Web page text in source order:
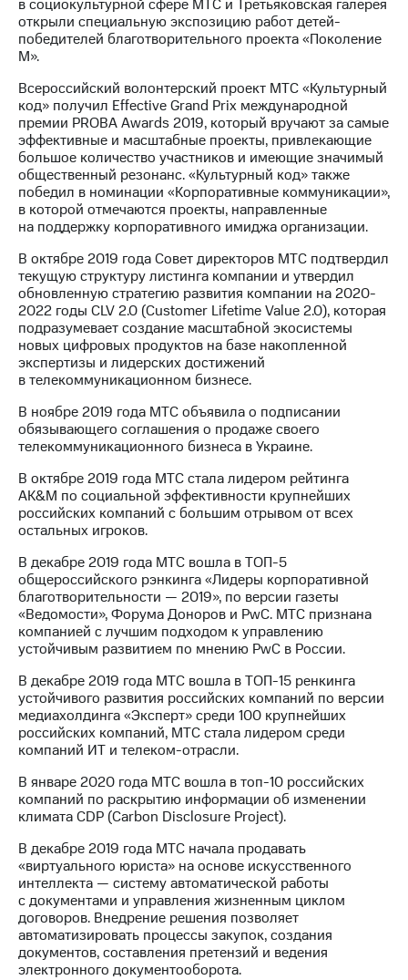
в социокультурной сфере МТС и Третьяковская галерея
открыли специальную экспозицию работ детей-
победителей благотворительного проекта «Поколение
М».
Всероссийский волонтерский проект МТС «Культурный
код» получил Effective Grand Prix международной
премии PROBA Awards 2019, который вручают за самые
эффективные и масштабные проекты, привлекающие
большое количество участников и имеющие значимый
общественный резонанс. «Культурный код» также
победил в номинации «Корпоративные коммуникации»,
в которой отмечаются проекты, направленные
на поддержку корпоративного имиджа организации.
В октябре 2019 года Совет директоров МТС подтвердил
текущую структуру листинга компании и утвердил
обновленную стратегию развития компании на 2020-
2022 годы CLV 2.0 (Customer Lifetime Value 2.0), которая
подразумевает создание масштабной экосистемы
новых цифровых продуктов на базе накопленной
экспертизы и лидерских достижений
в телекоммуникационном бизнесе.
В ноябре 2019 года МТС объявила о подписании
обязывающего соглашения о продаже своего
телекоммуникационного бизнеса в Украине.
В октябре 2019 года МТС стала лидером рейтинга
AK&M по социальной эффективности крупнейших
российских компаний с большим отрывом от всех
остальных игроков.
В декабре 2019 года МТС вошла в ТОП-5
общероссийского рэнкинга «Лидеры корпоративной
благотворительности — 2019», по версии газеты
«Ведомости», Форума Доноров и PwC. МТС признана
компанией с лучшим подходом к управлению
устойчивым развитием по мнению PwC в России.
В декабре 2019 года МТС вошла в ТОП-15 ренкинга
устойчивого развития российских компаний по версии
медиахолдинга «Эксперт» среди 100 крупнейших
российских компаний, МТС стала лидером среди
компаний ИТ и телеком-отрасли.
В январе 2020 года МТС вошла в топ-10 российских
компаний по раскрытию информации об изменении
климата CDP (Carbon Disclosure Project).
В декабре 2019 года МТС начала продавать
«виртуального юриста» на основе искусственного
интеллекта — систему автоматической работы
с документами и управления жизненным циклом
договоров. Внедрение решения позволяет
автоматизировать процессы закупок, создания
документов, составления претензий и ведения
электронного документооборота.